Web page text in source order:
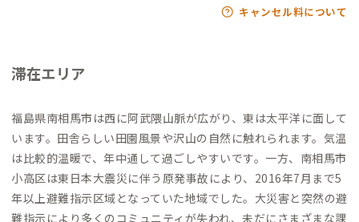
キャンセル料について
滞在エリア
福島県南相馬市は西に阿武隈山脈が広がり、東は太平洋に面して
います。田舎らしい田園風景や沢山の自然に触れられます。気温
は比較的温暖で、年中通して過ごしやすいです。一方、南相馬市
小高区は東日本大震災に伴う原発事故により、2016年7月まで5
年以上避難指示区域となっていた地域でした。大災害と突然の避
難指示により多くのコミュニティが失われ、未だにさまざまな課